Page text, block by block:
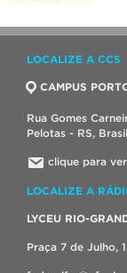
LOCALIZE A CCS
CAMPUS
Rua Gomes
Pelotas - RS,
clique para
LOCALIZE A
LYCEU RIO-
Praça 7 de Julho,